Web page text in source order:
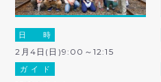
日 時
2月4日(日)9:00～12:15
ガ イ ド